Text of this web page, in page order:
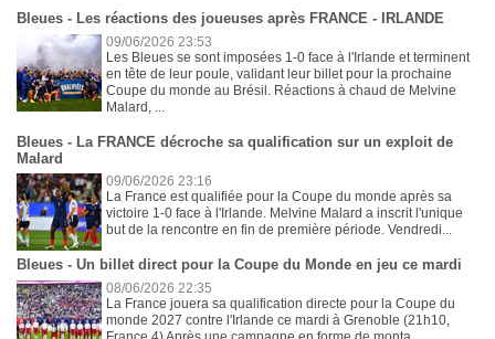
Bleues - Les réactions des joueuses après FRANCE - IRLANDE
09/06/2026 23:53
Les Bleues se sont imposées 1-0 face à l'Irlande et terminent
en tête de leur poule, validant leur billet pour la prochaine
Coupe du monde au Brésil. Réactions à chaud de Melvine
Malard, ...
Bleues - La FRANCE décroche sa qualification sur un exploit de
Malard
09/06/2026 23:16
La France est qualifiée pour la Coupe du monde après sa
victoire 1-0 face à l'Irlande. Melvine Malard a inscrit l'unique
but de la rencontre en fin de première période. Vendredi...
Bleues - Un billet direct pour la Coupe du Monde en jeu ce mardi
08/06/2026 22:35
La France jouera sa qualification directe pour la Coupe du
monde 2027 contre l'Irlande ce mardi à Grenoble (21h10,